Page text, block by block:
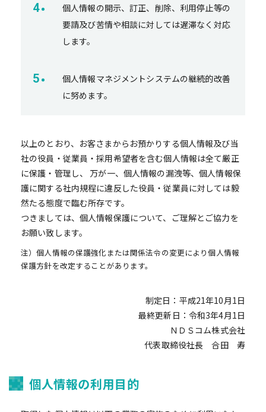
個人情報の開示、訂正、削除、利用停止等の
要請及び苦情や相談に対しては遅滞なく対応
します。
個人情報マネジメントシステムの継続的改善
に努めます。
以上のとおり、お客さまからお預かりする個人情報及び当
社の役員・従業員・採用希望者を含む個人情報は全て厳正
に保護・管理し、 万が一、個人情報の漏洩等、個人情報保
護に関する社内規程に違反した役員・従業員に対しては毅
然たる態度で臨む所存です。
つきましては、個人情報保護について、ご理解とご協力を
お願い致します。
注）個人情報の保護強化または関係法令の変更により個人情報
保護方針を改定することがあります。
制定日：平成21年10月1日
最終更新日：令和3年4月1日
ＮＤＳコム株式会社
代表取締役社長 合田 寿
個人情報の利用目的